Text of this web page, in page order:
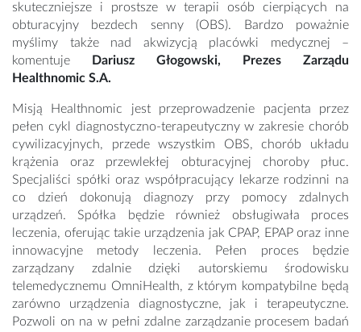
skuteczniejsze i prostsze w terapii osób cierpiących na
obturacyjny bezdech senny (OBS). Bardzo poważnie
myślimy także nad akwizycją placówki medycznej –
komentuje
Dariusz Głogowski, Prezes Zarządu
Healthnomic S.A.
Misją Healthnomic jest przeprowadzenie pacjenta przez
pełen cykl diagnostyczno-terapeutyczny w zakresie chorób
cywilizacyjnych, przede wszystkim OBS, chorób układu
krążenia oraz przewlekłej obturacyjnej choroby płuc.
Specjaliści spółki oraz współpracujący lekarze rodzinni na
co dzień dokonują diagnozy przy pomocy zdalnych
urządzeń. Spółka będzie również obsługiwała proces
leczenia, oferując takie urządzenia jak CPAP, EPAP oraz inne
innowacyjne metody leczenia. Pełen proces będzie
zarządzany zdalnie dzięki autorskiemu środowisku
telemedycznemu OmniHealth, z którym kompatybilne będą
zarówno urządzenia diagnostyczne, jak i terapeutyczne.
Pozwoli on na w pełni zdalne zarządzanie procesem badań